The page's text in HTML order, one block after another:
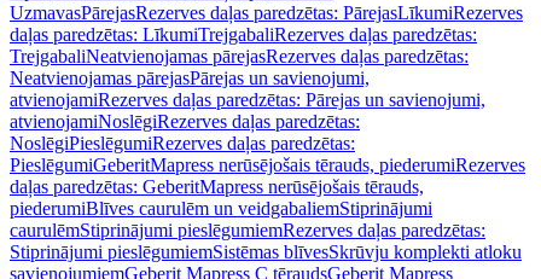
UzmavasPārejasRezerves daļas paredzētas: PārejasLīkumiRezerves
daļas paredzētas: LīkumiTrejgabaliRezerves daļas paredzētas:
TrejgabaliNeatvienojamas pārejasRezerves daļas paredzētas:
Neatvienojamas pārejasPārejas un savienojumi,
atvienojamiRezerves daļas paredzētas: Pārejas un savienojumi,
atvienojamiNoslēgiRezerves daļas paredzētas:
NoslēgiPieslēgumiRezerves daļas paredzētas:
PieslēgumiGeberitMapress nerūsējošais tērauds, piederumiRezerves
daļas paredzētas: GeberitMapress nerūsējošais tērauds,
piederumiBlīves caurulēm un veidgabaliemStiprinājumi
caurulēmStiprinājumi pieslēgumiemRezerves daļas paredzētas:
Stiprinājumi pieslēgumiemSistēmas blīvesSkrūvju komplekti atloku
savienojumiemGeberit Mapress C tēraudsGeberit Mapress